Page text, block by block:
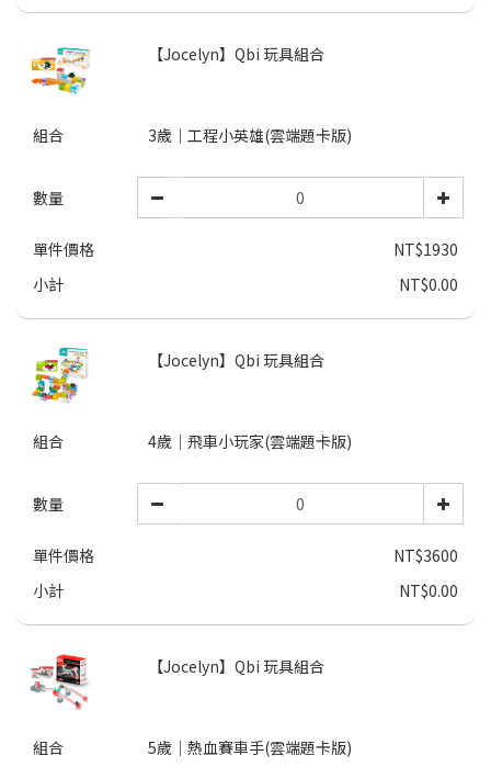
【Jocelyn】Qbi 玩具組合
組合 3歲｜工程小英雄(雲端題卡版)
數量
單件價格
NT$1930
小計
NT$0.00
【Jocelyn】Qbi 玩具組合
組合 4歲｜飛車小玩家(雲端題卡版)
數量
單件價格
NT$3600
小計
NT$0.00
【Jocelyn】Qbi 玩具組合
組合 5歲｜熱血賽車手(雲端題卡版)